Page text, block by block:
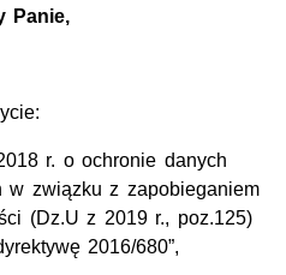
Panie,
r. o ochronie danych
w związku z zapobieganiem
(Dz.U z 2019 r., poz.125)
2016/680”,